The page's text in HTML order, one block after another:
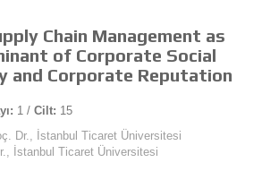
Chain Management as
of Corporate Social
and Corporate Reputation
1 / Cilt: 15
Dr., İstanbul Ticaret Üniversitesi
İstanbul Ticaret Üniversitesi